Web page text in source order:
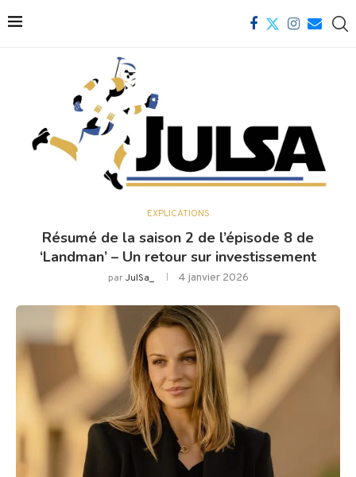
EXPLICATIONS
Résumé de la saison 2 de l’épisode 8 de
‘Landman’ – Un retour sur investissement
parJulSa_ 4 janvier 2026